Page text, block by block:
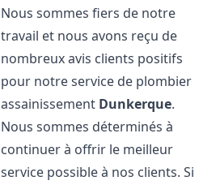
Nous sommes fiers de notre
travail et nous avons reçu de
nombreux avis clients positifs
pour notre service de plombier
assainissement Dunkerque.
Nous sommes déterminés à
continuer à offrir le meilleur
service possible à nos clients. Si